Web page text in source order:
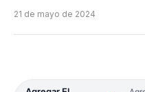
21 de mayo de 2024